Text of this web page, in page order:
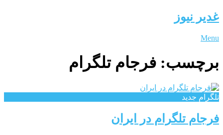
غدیر نیوز
Menu
برچسب: فرجام تلگرام
تلگرام جدید
فرجام تلگرام در ایران